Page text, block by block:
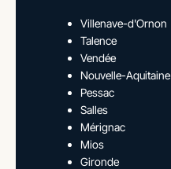
Villenave-d'Ornon
Talence
Vendée
Nouvelle-Aquitaine
Pessac
Salles
Mérignac
Mios
Gironde